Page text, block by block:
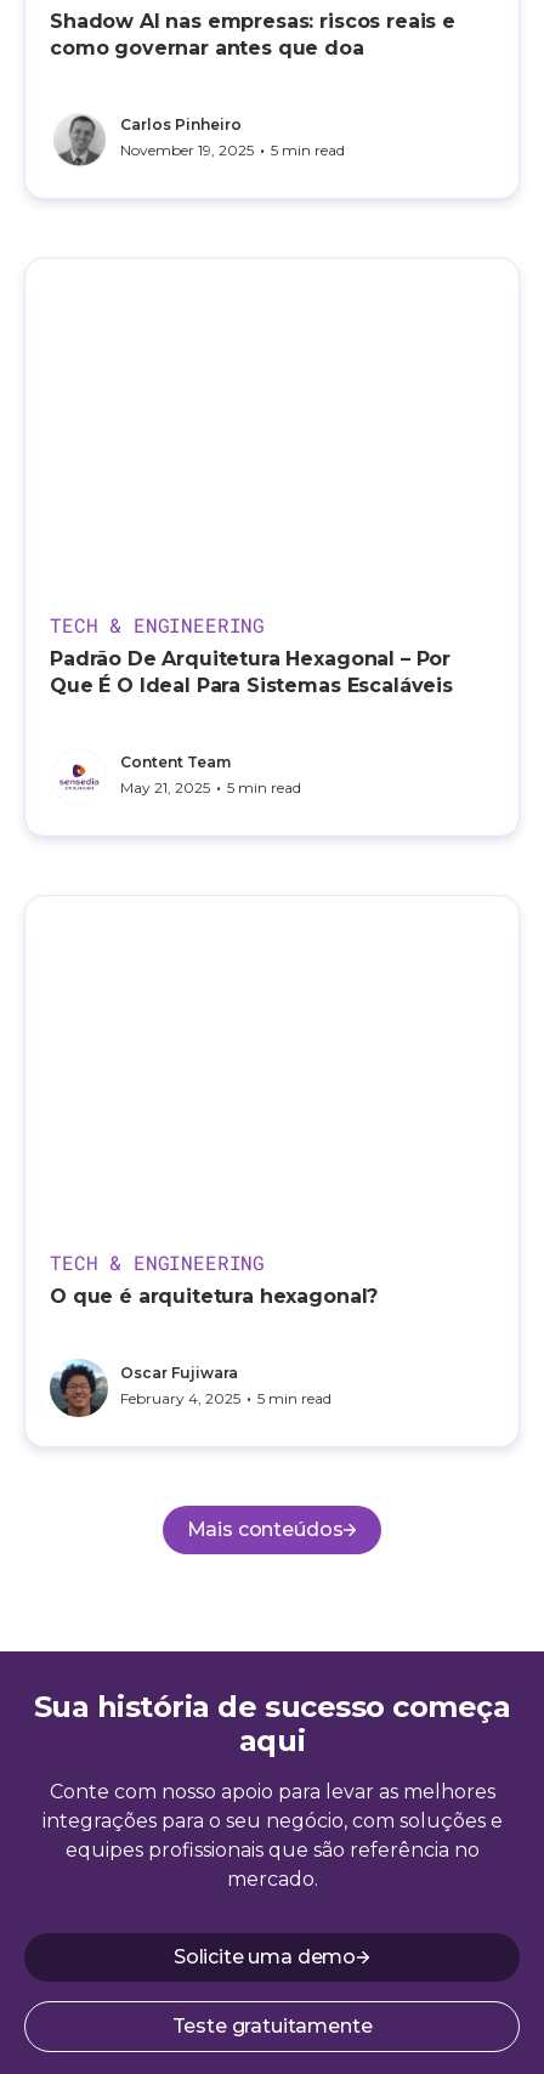
Shadow AI nas empresas: riscos reais e
como governar antes que doa
Carlos Pinheiro
November 19, 2025 • 5 min read
TECH & ENGINEERING
Padrão De Arquitetura Hexagonal – Por
Que É O Ideal Para Sistemas Escaláveis
Content Team
May 21, 2025 • 5 min read
TECH & ENGINEERING
O que é arquitetura hexagonal?
Oscar Fujiwara
February 4, 2025 • 5 min read
Mais conteúdos
Sua história de sucesso começa
aqui
Conte com nosso apoio para levar as melhores
integrações para o seu negócio, com soluções e
equipes profissionais que são referência no
mercado.
Solicite uma demo
Teste gratuitamente